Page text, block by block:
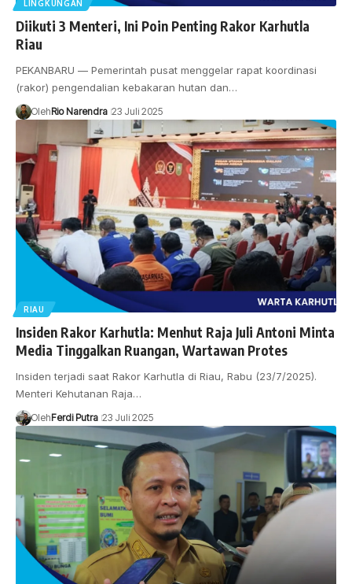
LINGKUNGAN
Diikuti 3 Menteri, Ini Poin Penting Rakor Karhutla
Riau
PEKANBARU — Pemerintah pusat menggelar rapat koordinasi
(rakor) pengendalian kebakaran hutan dan…
OlehRio Narendra 23 Juli 2025
RIAU
Insiden Rakor Karhutla: Menhut Raja Juli Antoni Minta
Media Tinggalkan Ruangan, Wartawan Protes
Insiden terjadi saat Rakor Karhutla di Riau, Rabu (23/7/2025).
Menteri Kehutanan Raja…
OlehFerdi Putra 23 Juli 2025